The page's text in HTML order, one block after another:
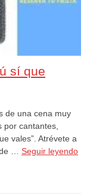
sí que
de una cena muy
por cantantes,
vales”. Atrévete a
… Seguir leyendo